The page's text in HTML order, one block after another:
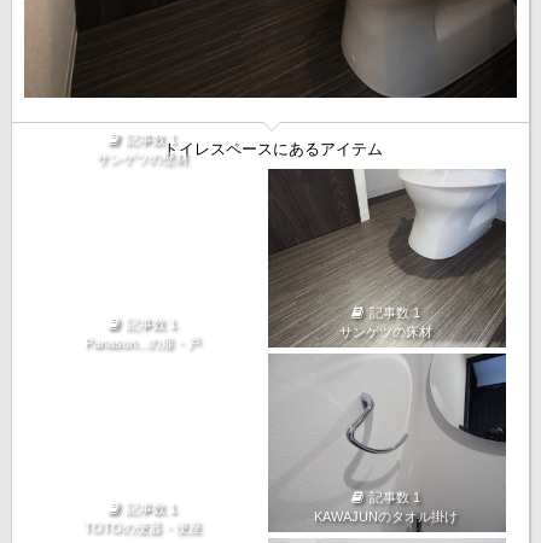
トイレスペースにあるアイテム
記事数 1
サンゲツの壁材
記事数 1
サンゲツの床材
記事数 1
Panason...の扉・戸
記事数 1
KAWAJUNのタオル掛け
記事数 1
TOTOの便器・便座